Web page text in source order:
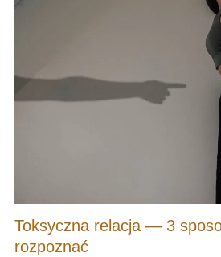
Toksyczna relacja — 3
rozpoznać